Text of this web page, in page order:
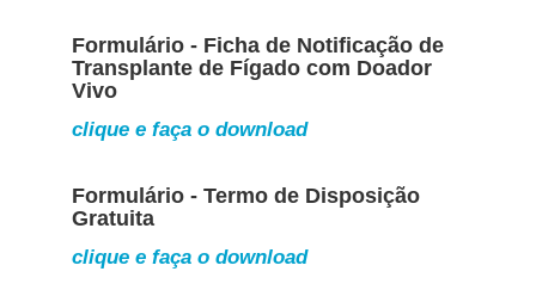
Formulário - Ficha de Notificação de
Transplante de Fígado com Doador
Vivo
clique e faça o download
Formulário - Termo de Disposição
Gratuita
clique e faça o download